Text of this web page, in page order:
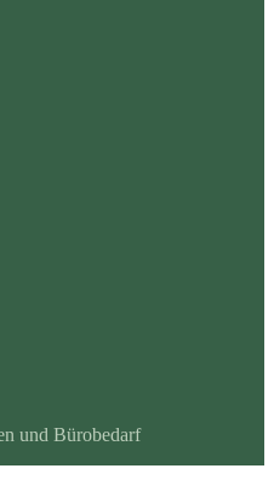
und Bürobedarf